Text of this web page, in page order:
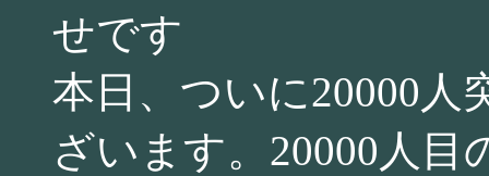
せです
本日、ついに20000
ざいます。20000人